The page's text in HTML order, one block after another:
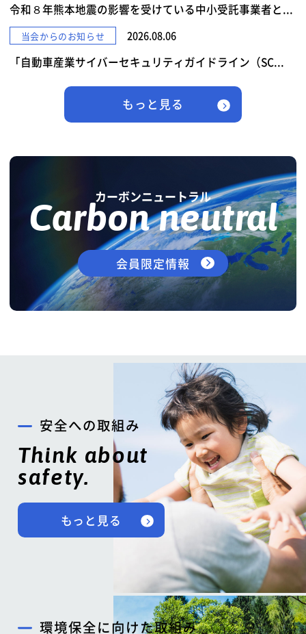
令和８年熊本地震の影響を受けている中小受託事業者と...
当会からのお知らせ 2026.08.06
「自動車産業サイバーセキュリティガイドライン（SC...
もっと見る
カーボンニュートラル
Carbon neutral
会員限定情報
安全への取組み
Think about
safety.
もっと見る
環境保全に向けた取組み